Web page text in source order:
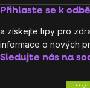
Přihlaste se k
a získejte tipy pro
informace o nových
Sledujte nás na